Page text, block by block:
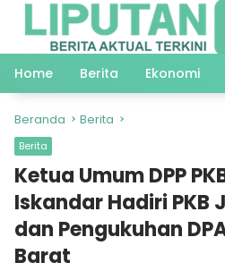
Langsung
Home
Berita Ekonomi
Beranda Berita
Berita
Ketua Umum DPP
Iskandar Hadiri PKB
dan Pengukuhan
Barat